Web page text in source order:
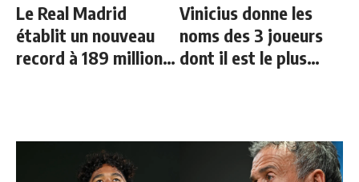
Le Real Madrid
établit un nouveau
record à 189 millions
Vinicius donne les
noms des 3 joueurs
dont il est le plus